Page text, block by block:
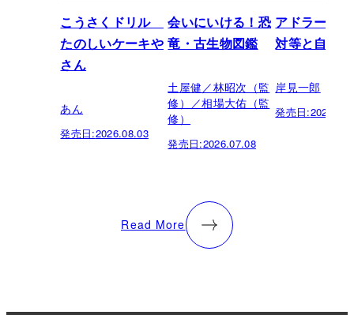
こうさくドリル
たのしいケーキや
さん
あん
発売日:2026.08.03
会いにいける！恐
竜・古生物図鑑
土屋健／林昭次（監
修）／相場大佑（監
修）
発売日:2026.07.08
アドラーの
対等と自立
岸見一郎
発売日:
Read More